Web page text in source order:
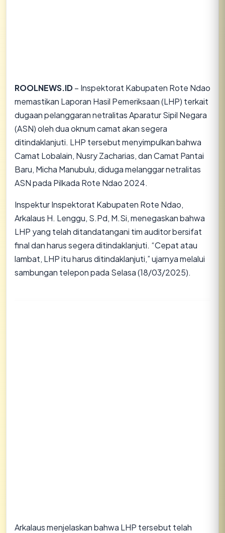
ROOLNEWS.ID– Inspektorat Kabupaten Rote Ndao
memastikan Laporan Hasil Pemeriksaan (LHP) terkait
dugaan pelanggaran netralitas Aparatur Sipil Negara
(ASN) oleh dua oknum camat akan segera
ditindaklanjuti. LHP tersebut menyimpulkan bahwa
Camat Lobalain, Nusry Zacharias, dan Camat Pantai
Baru, Micha Manubulu, diduga melanggar netralitas
ASN pada Pilkada Rote Ndao 2024.
Inspektur Inspektorat Kabupaten Rote Ndao,
Arkalaus H. Lenggu, S.Pd, M.Si, menegaskan bahwa
LHP yang telah ditandatangani tim auditor bersifat
final dan harus segera ditindaklanjuti. “Cepat atau
lambat, LHP itu harus ditindaklanjuti,” ujarnya melalui
sambungan telepon pada Selasa (18/03/2025).
Arkalaus menjelaskan bahwa LHP tersebut telah